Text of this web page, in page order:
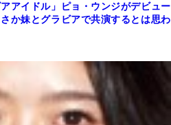
アイドル」ピョ・ウンジがデビュー
か妹とグラビアで共演するとは思わ